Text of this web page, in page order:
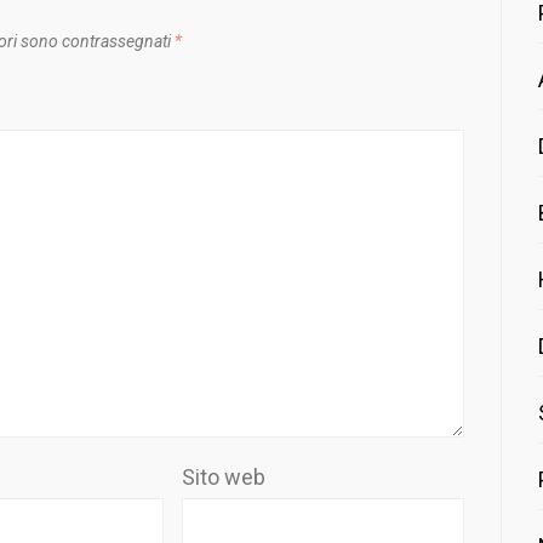
sono contrassegnati *
Sito web